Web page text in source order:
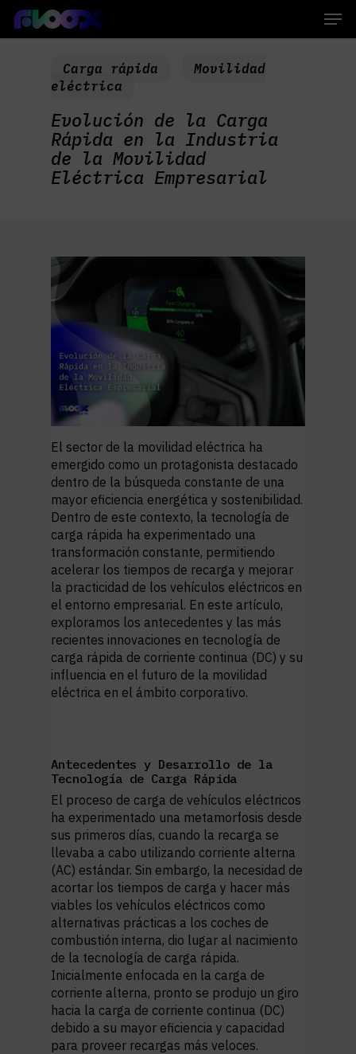
Skip
main
Carga rápida
Movilidad
eléctrica
Evolución de la Carga
Rápida en la Industria
de la Movilidad
Eléctrica Empresarial
El sector de la movilidad eléctrica ha
emergido como un protagonista destacado
dentro de la búsqueda constante de una
mayor eficiencia energética y sostenibilidad.
Dentro de este contexto, la tecnología de
carga rápida ha experimentado una
transformación constante, permitiendo
acelerar los tiempos de recarga y mejorar
la practicidad de los vehículos eléctricos en
el entorno empresarial. En este artículo,
exploramos los antecedentes y las más
recientes innovaciones en tecnología de
carga rápida de corriente continua (DC) y su
influencia en el futuro de la movilidad
eléctrica en el ámbito corporativo.
Antecedentes y Desarrollo de la
Tecnología de Carga Rápida
El proceso de carga de vehículos eléctricos
ha experimentado una metamorfosis desde
sus primeros días, cuando la recarga se
llevaba a cabo utilizando corriente alterna
(AC) estándar. Sin embargo, la necesidad de
acortar los tiempos de carga y hacer más
viables los vehículos eléctricos como
alternativas prácticas a los coches de
combustión interna, dio lugar al nacimiento
de la tecnología de carga rápida.
Inicialmente enfocada en la carga de
corriente alterna, pronto se produjo un giro
hacia la carga de corriente continua (DC)
debido a su mayor eficiencia y capacidad
para proveer recargas más veloces.